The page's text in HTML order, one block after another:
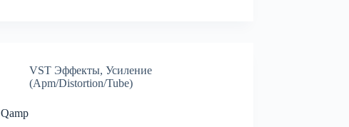
VST Эффекты,Усиление
(Apm/Distortion/Tube)
Qamp